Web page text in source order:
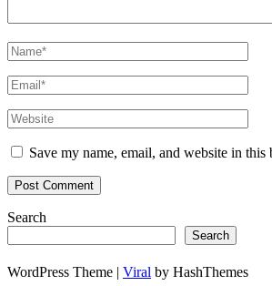
Save my name, email, and website in
Search
Search
WordPress Theme | Viral by HashThemes